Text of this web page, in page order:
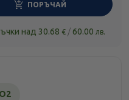
ПОРЪЧАЙ
над 30.68 € / 60.00 лв.